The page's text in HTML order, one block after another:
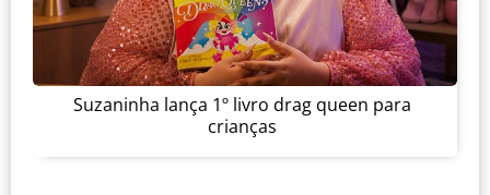
Suzaninha lança 1º livro drag queen para
crianças